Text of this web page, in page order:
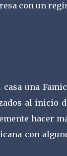
con un
una
al inicio
hacer
con